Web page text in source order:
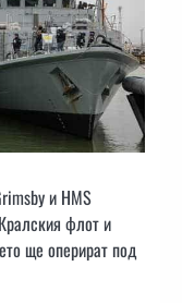
и HMS
флот и
ще оперират под